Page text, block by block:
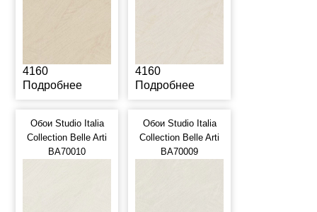
4160
Подробнее
4160
Подробнее
Обои Studio Italia
Collection Belle Arti
BA70010
Обои Studio Italia
Collection Belle Arti
BA70009